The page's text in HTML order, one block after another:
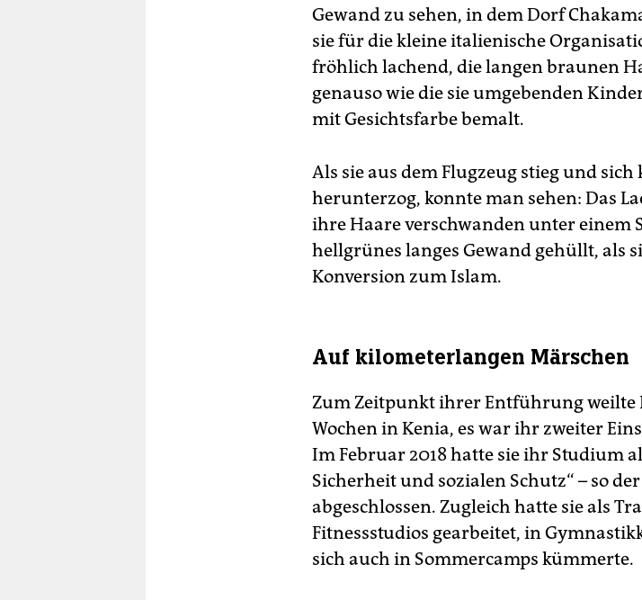
Gewand zu sehen, in dem Dorf
sie für die kleine italienische
fröhlich lachend, die langen braunen
genauso wie die sie umgebenden
mit Gesichtsfarbe bemalt.
Als sie aus dem Flugzeug stieg und
herunterzog, konnte man sehen: Das
ihre Haare verschwanden unter einem
hellgrünes langes Gewand gehüllt, als
Konversion zum Islam.
Auf kilometerlangen Märschen
Zum Zeitpunkt ihrer Entführung weilte
Wochen in Kenia, es war ihr zweiter
Im Februar 2018 hatte sie ihr Studium
Sicherheit und sozialen Schutz“ – so
abgeschlossen. Zugleich hatte sie als
Fitnessstudios gearbeitet, in
sich auch in Sommercamps kümmerte.